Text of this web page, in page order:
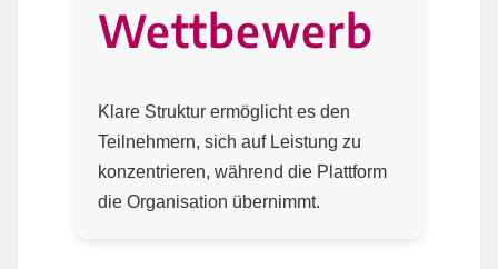
Wettbewerb
Klare Struktur ermöglicht es den
Teilnehmern, sich auf Leistung zu
konzentrieren, während die Plattform
die Organisation übernimmt.